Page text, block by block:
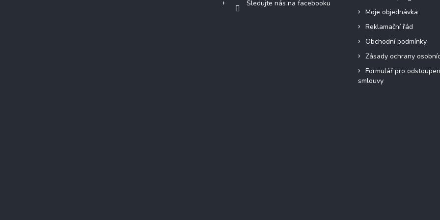
Sledujte nás na facebooku
Moje objednávka
Reklamační řád
Obchodní podmínky
Zásady ochrany
Formulář pro
smlouvy